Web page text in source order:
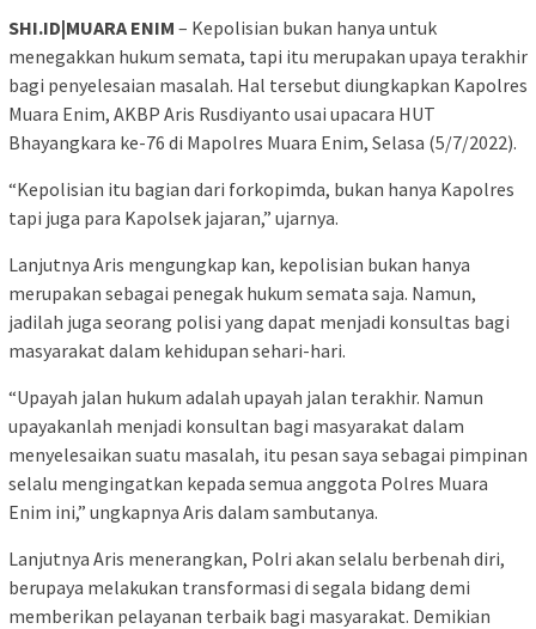
SHI.ID|MUARA ENIM – Kepolisian bukan hanya untuk
menegakkan hukum semata, tapi itu merupakan upaya terakhir
bagi penyelesaian masalah. Hal tersebut diungkapkan Kapolres
Muara Enim, AKBP Aris Rusdiyanto usai upacara HUT
Bhayangkara ke-76 di Mapolres Muara Enim, Selasa (5/7/2022).
“Kepolisian itu bagian dari forkopimda, bukan hanya Kapolres
tapi juga para Kapolsek jajaran,” ujarnya.
Lanjutnya Aris mengungkap kan, kepolisian bukan hanya
merupakan sebagai penegak hukum semata saja. Namun,
jadilah juga seorang polisi yang dapat menjadi konsultas bagi
masyarakat dalam kehidupan sehari-hari.
“Upayah jalan hukum adalah upayah jalan terakhir. Namun
upayakanlah menjadi konsultan bagi masyarakat dalam
menyelesaikan suatu masalah, itu pesan saya sebagai pimpinan
selalu mengingatkan kepada semua anggota Polres Muara
Enim ini,” ungkapnya Aris dalam sambutanya.
Lanjutnya Aris menerangkan, Polri akan selalu berbenah diri,
berupaya melakukan transformasi di segala bidang demi
memberikan pelayanan terbaik bagi masyarakat. Demikian